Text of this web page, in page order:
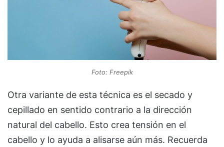
Foto: Freepik
Otra variante de esta técnica es el secado y
cepillado en sentido contrario a la dirección
natural del cabello. Esto crea tensión en el
cabello y lo ayuda a alisarse aún más. Recuerda